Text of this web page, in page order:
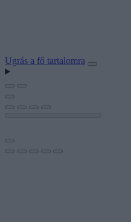
Ugrás a fő tartalomra